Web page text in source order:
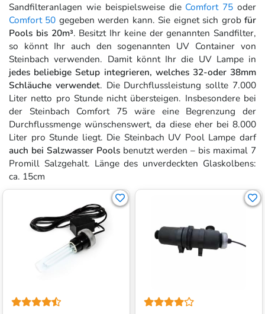
Sandfilteranlagen wie beispielsweise die Comfort 75 oder
Comfort 50 gegeben werden kann. Sie eignet sich grobfür
Pools bis 20m³. Besitzt Ihr keine der genannten Sandfilter,
so könnt Ihr auch den sogenannten UV Container von
Steinbach verwenden. Damit könnt Ihr die UV Lampe in
jedes beliebige Setup integrieren, welches 32-oder 38mm
Schläuche verwendet. Die Durchflussleistung sollte 7.000
Liter netto pro Stunde nicht übersteigen. Insbesondere bei
der Steinbach Comfort 75 wäre eine Begrenzung der
Durchflussmenge wünschenswert, da diese eher bei 8.000
Liter pro Stunde liegt. Die Steinbach UV Pool Lampe darf
auch bei Salzwasser Poolsbenutzt werden – bis maximal 7
Promill Salzgehalt. Länge des unverdeckten Glaskolbens:
ca. 15cm